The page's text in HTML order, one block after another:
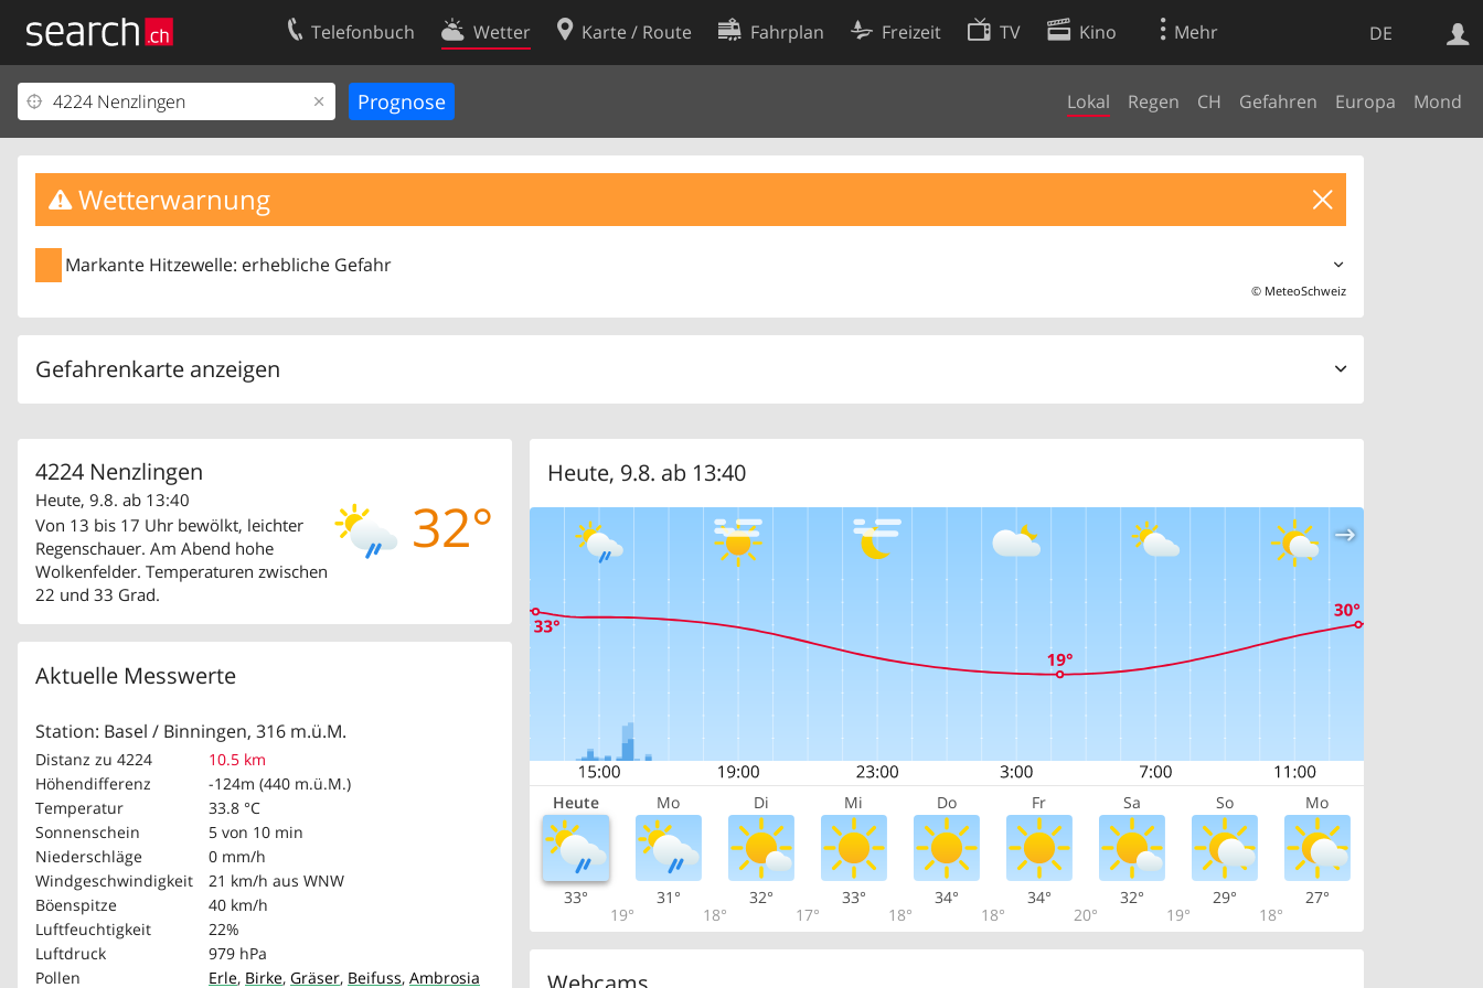
DE
Telefonbuch Wetter Karte / Route Fahrplan Freizeit TV Kino Mehr
Lokal Regen CH Gefahren Europa Mond
Wetterwarnung
Markante Hitzewelle: erhebliche Gefahr
© MeteoSchweiz
Gefahrenkarte anzeigen
4224 Nenzlingen
32°
Heute, 9.8. ab 13:40
Von 13 bis 17 Uhr bewölkt, leichter
Regenschauer. Am Abend hohe
Wolkenfelder. Temperaturen zwischen
22 und 33 Grad.
Aktuelle Messwerte
Station: Basel / Binningen, 316 m.ü.M.
Distanz zu 4224
10.5 km
Höhendifferenz
-124m (440 m.ü.M.)
Temperatur
33.8 °C
Sonnenschein
5 von 10 min
Niederschläge
0 mm/h
Windgeschwindigkeit
21 km/h aus WNW
Böenspitze
40 km/h
Luftfeuchtigkeit
22%
Luftdruck
979 hPa
Pollen
Erle, Birke, Gräser, Beifuss, Ambrosia
Heute, 9.8. ab 13:40
Heute Mo Di Mi Do Fr Sa So Mo
33°
19°
31°
18°
32°
17°
33°
18°
34°
18°
34°
20°
32°
19°
29°
18°
27°
Websuche
Ihr Eintrag
Kundencenter Geschäftskunden
Impressum
Kontakt
Nutzungsbedingungen
Datenschutzerklärung
Cookie-Einstellungen
Entwickler